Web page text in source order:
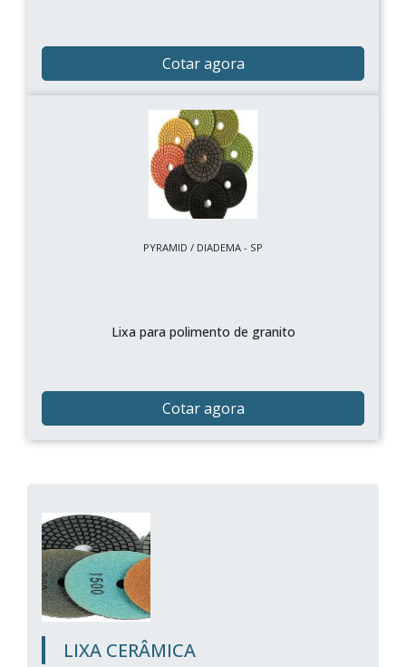
Cotar agora
PYRAMID / DIADEMA - SP
Lixa para polimento de granito
Cotar agora
LIXA CERÂMICA